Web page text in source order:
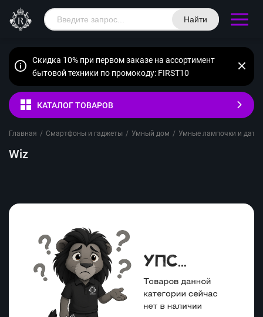
Найти
Скидка 10% при первом заказе на ассортимент
бытовой техники по промокоду: FIRST10
КАТАЛОГ ТОВАРОВ
Главная / Смартфоны и гаджеты / Умный дом / Умные лампочки и
Wiz